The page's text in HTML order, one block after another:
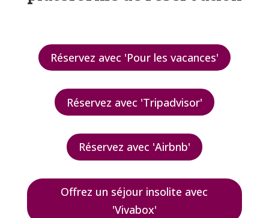
Réservez avec 'Pour les vacances'
Réservez avec 'Tripadvisor'
Réservez avec 'Airbnb'
Offrez un séjour insolite avec
'Vivabox'